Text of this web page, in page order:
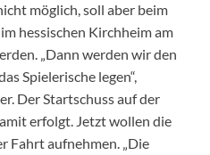
möglich, soll aber beim
hessischen Kirchheim am
„Dann werden wir den
Spielerische legen“,
Der Startschuss auf der
erfolgt. Jetzt wollen die
Fahrt aufnehmen. „Die